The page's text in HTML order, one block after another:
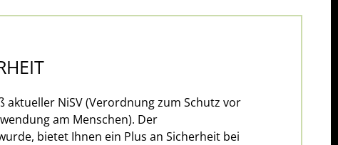
NiSV (Verordnung zum Schutz vor
am Menschen). Der
bietet Ihnen ein Plus an Sicherheit bei